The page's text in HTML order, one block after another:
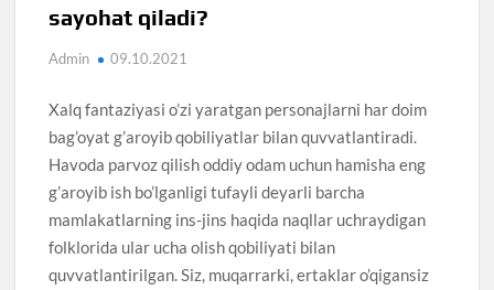
sayohat qiladi?
Admin 09.10.2021
Xalq fantaziyasi o’zi yaratgan personajlarni har doim
bag’oyat g’aroyib qobiliyatlar bilan quvvatlantiradi.
Havoda parvoz qilish oddiy odam uchun hamisha eng
g’aroyib ish bo’lganligi tufayli deyarli barcha
mamlakatlarning ins-jins haqida naqllar uchraydigan
folklorida ular ucha olish qobiliyati bilan
quvvatlantirilgan. Siz, muqarrarki, ertaklar o’qigansiz